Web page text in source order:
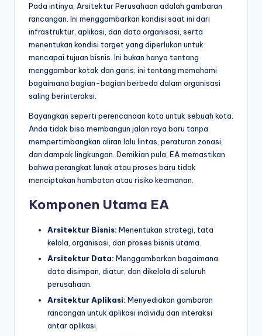
p
d
Pada intinya, Arsitektur Perusahaan adalah gambaran
rancangan. Ini menggambarkan kondisi saat ini dari
infrastruktur, aplikasi, dan data organisasi, serta
menentukan kondisi target yang diperlukan untuk
mencapai tujuan bisnis. Ini bukan hanya tentang
menggambar kotak dan garis; ini tentang memahami
bagaimana bagian-bagian berbeda dalam organisasi
saling berinteraksi.
Bayangkan seperti perencanaan kota untuk sebuah kota.
Anda tidak bisa membangun jalan raya baru tanpa
mempertimbangkan aliran lalu lintas, peraturan zonasi,
dan dampak lingkungan. Demikian pula, EA memastikan
bahwa perangkat lunak atau proses baru tidak
menciptakan hambatan atau risiko keamanan.
Komponen Utama EA
Arsitektur Bisnis: Menentukan strategi, tata
kelola, organisasi, dan proses bisnis utama.
Arsitektur Data: Menggambarkan bagaimana
data disimpan, diatur, dan dikelola di seluruh
perusahaan.
Arsitektur Aplikasi: Menyediakan gambaran
rancangan untuk aplikasi individu dan interaksi
antar aplikasi.